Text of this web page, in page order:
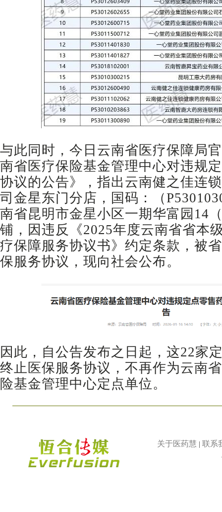
与此同时，今日云南省医疗保障局
南省医疗保险基金管理中心对违规
协议的公告》，指出云南健之佳连
司金星东门分店，国码：（
南省昆明市金星小区一期华富园14
铺，因违反《2025年度云南省省本
疗保障服务协议书》约定条款，被
保服务协议，现向社会公布。
因此，自公告发布之日起，这22家
终止医保服务协议，不再作为云南
险基金管理中心定点单位。
关于医药慧
联系